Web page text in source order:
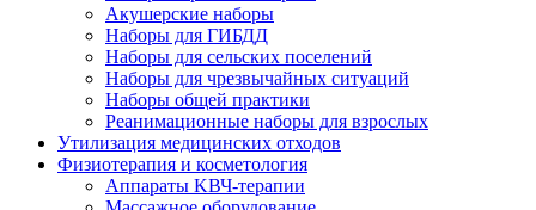
Акушерские наборы
Наборы для ГИБДД
Наборы для сельских поселений
Наборы для чрезвычайных ситуаций
Наборы общей практики
Реанимационные наборы для взрослых
Утилизация медицинских отходов
Физиотерапия и косметология
Аппараты KВЧ-терапии